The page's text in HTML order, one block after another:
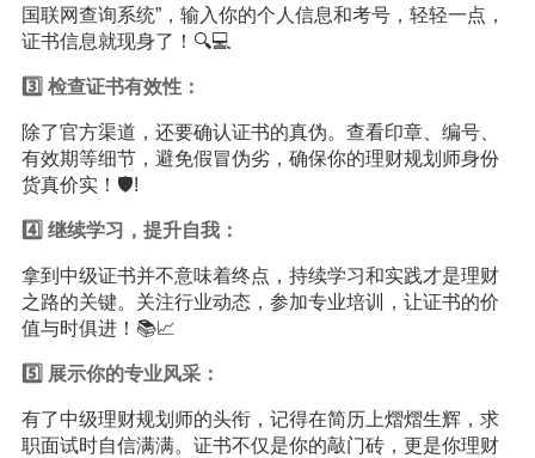
国联网查询系统”，输入你的个人信息和考号，轻轻一点，
证书信息就现身了！🔍💻
3️⃣ 检查证书有效性：
除了官方渠道，还要确认证书的真伪。查看印章、编号、
有效期等细节，避免假冒伪劣，确保你的理财规划师身份
货真价实！🛡️!
4️⃣ 继续学习 ，提升自我：
拿到中级证书并不意味着终点，持续学习和实践才是理财
之路的关键。关注行业动态，参加专业培训，让证书的价
值与时俱进！📚📈
5️⃣ 展示你的专业风采：
有了中级理财规划师的头衔，记得在简历上熠熠生辉，求
职面试时自信满满。证书不仅是你的敲门砖，更是你理财